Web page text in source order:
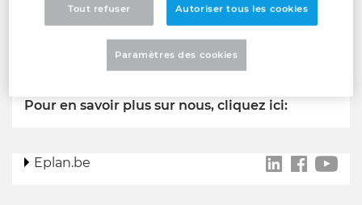
Découvrez notre blog avec des sujets d'actualité
sur les nouvelles tendances en ingénierie, des
projets passionnants et les dernières mises à
jour sur notre logiciel EPLAN.
Pour en savoir plus sur nous, cliquez ici:
Eplan.be http://https://
Tout refuser Autoriser tous les cookies
Paramètres des cookies